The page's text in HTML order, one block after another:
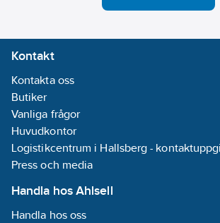
Kontakt
Kontakta oss
Butiker
Vanliga frågor
Huvudkontor
Logistikcentrum i Hallsberg -
Press och media
Handla hos Ahlsell
Handla hos oss